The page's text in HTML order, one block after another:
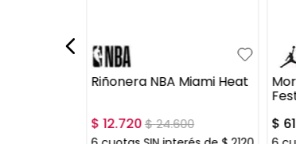
Riñonera NBA Miami Heat
$ 12.720$24.600
$ 61